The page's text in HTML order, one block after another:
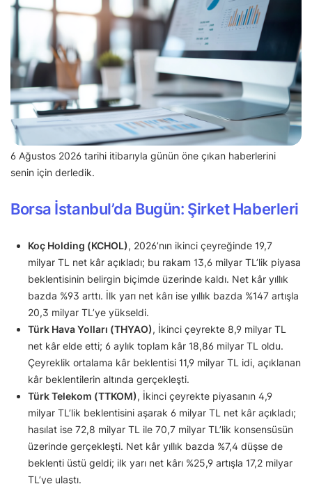
6 Ağustos 2026 tarihi itibarıyla günün öne çıkan haberlerini
senin için derledik.
Borsa İstanbul’da Bugün: Şirket Haberleri
Koç Holding (KCHOL), 2026’nın ikinci çeyreğinde 19,7
milyar TL net kâr açıkladı; bu rakam 13,6 milyar TL’lik piyasa
beklentisinin belirgin biçimde üzerinde kaldı. Net kâr yıllık
bazda %93 arttı. İlk yarı net kârı ise yıllık bazda %147 artışla
20,3 milyar TL’ye yükseldi.
Türk Hava Yolları (THYAO), İkinci çeyrekte 8,9 milyar TL
net kâr elde etti; 6 aylık toplam kâr 18,86 milyar TL oldu.
Çeyreklik ortalama kâr beklentisi 11,9 milyar TL idi, açıklanan
kâr beklentilerin altında gerçekleşti.
Türk Telekom (TTKOM), İkinci çeyrekte piyasanın 4,9
milyar TL’lik beklentisini aşarak 6 milyar TL net kâr açıkladı;
hasılat ise 72,8 milyar TL ile 70,7 milyar TL’lik konsensüsün
üzerinde gerçekleşti. Net kâr yıllık bazda %7,4 düşse de
beklenti üstü geldi; ilk yarı net kârı %25,9 artışla 17,2 milyar
TL’ye ulaştı.